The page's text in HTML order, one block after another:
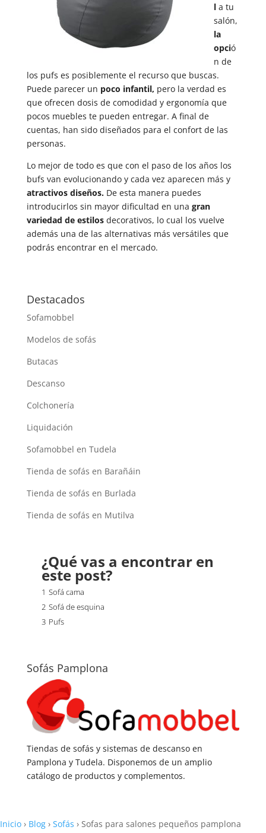
l a tu
salón,
la
opció
n de
los pufs es posiblemente el recurso que buscas.
Puede parecer un poco infantil, pero la verdad es
que ofrecen dosis de comodidad y ergonomía que
pocos muebles te pueden entregar. A final de
cuentas, han sido diseñados para el confort de las
personas.
Lo mejor de todo es que con el paso de los años los
bufs van evolucionando y cada vez aparecen más y
atractivos diseños.De esta manera puedes
introducirlos sin mayor dificultad en una gran
variedad de estilosdecorativos, lo cual los vuelve
además una de las alternativas más versátiles que
podrás encontrar en el mercado.
Destacados
Sofamobbel
Modelos de sofás
Butacas
Descanso
Colchonería
Liquidación
Sofamobbel en Tudela
Tienda de sofás en Barañáin
Tienda de sofás en Burlada
Tienda de sofás en Mutilva
¿Qué vas a encontrar en
este post?
1 Sofá cama
2 Sofá de esquina
3 Pufs
Sofás Pamplona
Tiendas de sofás y sistemas de descanso en
Pamplona y Tudela. Disponemos de un amplio
catálogo de productos y complementos.
Inicio › Blog › Sofás › Sofas para salones pequeños pamplona